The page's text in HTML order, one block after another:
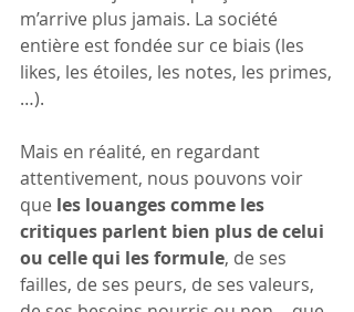
m’arrive plus jamais. La société
entière est fondée sur ce biais (les
likes, les étoiles, les notes, les primes,
…).
Mais en réalité, en regardant
attentivement, nous pouvons voir
que les louanges comme les
critiques parlent bien plus de celui
ou celle qui les formule, de ses
failles, de ses peurs, de ses valeurs,